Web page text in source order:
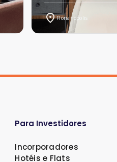
Florianópolis
Para Investidores
Incorporadores
Hotéis e Flats